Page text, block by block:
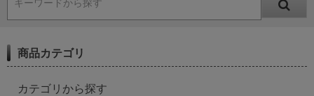
キーワードから探す
商品カテゴリ
カテゴリから探す